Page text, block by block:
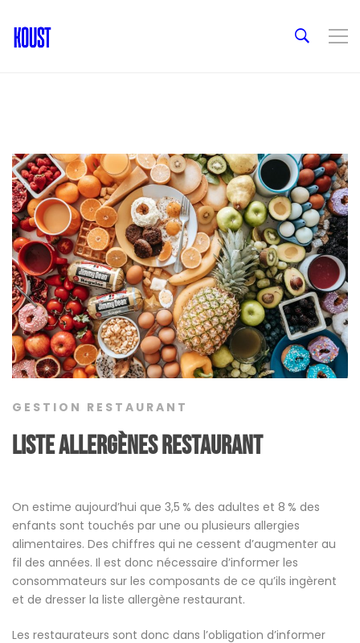
GESTION RESTAURANT
Liste Allergènes restaurant
On estime aujourd’hui que 3,5 % des adultes et 8 % des
enfants sont touchés par une ou plusieurs allergies
alimentaires. Des chiffres qui ne cessent d’augmenter au
fil des années. Il est donc nécessaire d’informer les
consommateurs sur les composants de ce qu’ils ingèrent
et de dresser la liste allergène restaurant.
Les restaurateurs sont donc dans l’obligation d’informer